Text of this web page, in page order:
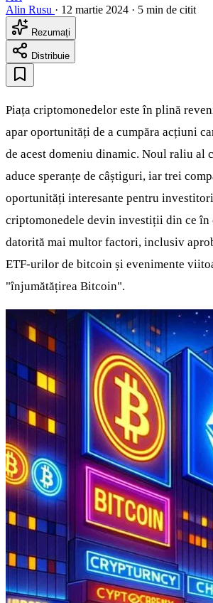
Alin Rusu · 12 martie 2024 · 5 min de citit
Rezumați
Distribuie
Piața criptomonedelor este în plină
apar oportunități de a cumpăra acțiuni
de acest domeniu dinamic. Noul raliu al
aduce speranțe de câștiguri, iar trei
oportunități interesante pentru
criptomonedele devin investiții din ce în
datorită mai multor factori, inclusiv
ETF-urilor de bitcoin și evenimente
"înjumătățirea Bitcoin".